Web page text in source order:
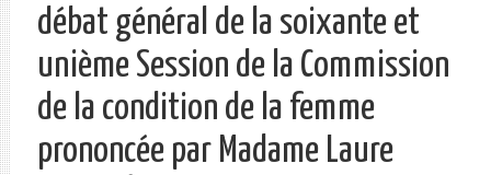
débat général de la soixante et
unième Session de la Commission
de la condition de la femme
prononcée par Madame Laure